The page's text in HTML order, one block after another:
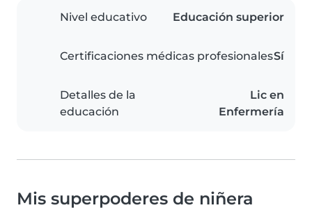
Nivel educativo Educación superior
Certificaciones médicas profesionalesSí
Detalles de la
educación
Lic en
Enfermería
Mis superpoderes de niñera